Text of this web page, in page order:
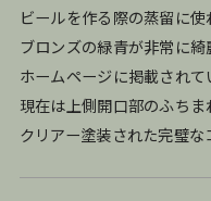
ビールを作る際の蒸留に使
ブロンズの緑青が非常に綺
ホームページに掲載されて
現在は上側開口部のふち
クリアー塗装された完璧な